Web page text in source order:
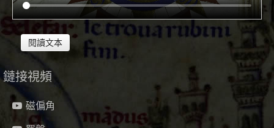
閱讀文本
為繪製這一完美指向某個地方的羅盤方點陣圖，人們要
畫出一個圓周，並在中心處插入一枚晷針。在一天的過
程中，日晷影的頂端會兩次接觸圓周：早晨和晚上。這
兩點被標出之後，兩腳圓規指向它們，利用圓規的張度
鏈接視頻
磁偏角